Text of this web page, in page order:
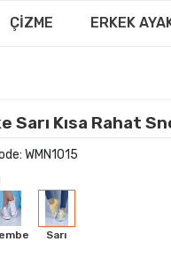
ÇİZME ERKEK
Sarı Kısa Rahat
WMN1015
Sarı